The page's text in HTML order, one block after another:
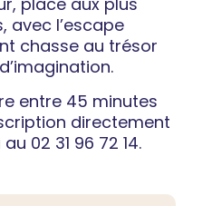
avec l’escape
chasse au trésor
entre 45 minutes
directement
02 31 96 72 14.